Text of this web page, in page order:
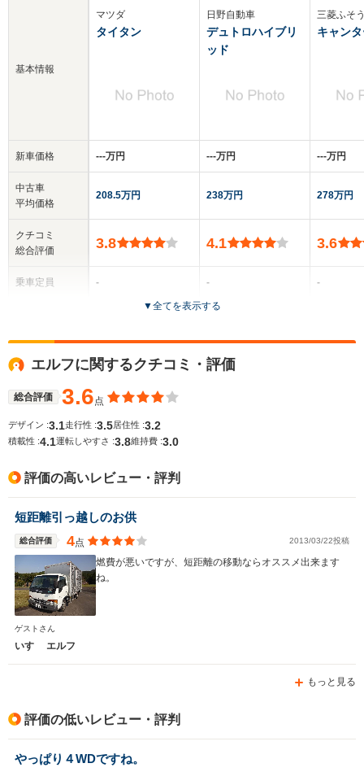
基本情報
新車価格
中古車
平均価格
クチコミ
総合評価
乗車定員
サイズ
WLTCモード
燃費
マツダ
タイタン
‐‐‐万円
208.5万円
3.8
-
全高
-m
全幅
-m
ホイールベース
-m
日野自動車
デュトロハイブリ
ッド
‐‐‐万円
238万円
4.1
-
2ドア
三菱ふそ
キャン
‐‐‐万円
278万円
3.6
-
▼全てを表示する
エルフに関するクチコミ・評価
総合評価 3.6点
デザイン :3.1走行性 :3.5 居住性 :3.2
積載性 :4.1運転しやすさ :3.8維持費 :3.0
評価の高いレビュー・評判
短距離引っ越しのお供
総合評価 4点 2013/03/22投稿
燃費が悪いですが、短距離の移動ならオススメ出来ます
ね。
ゲストさん
いすゞ エルフ
もっと見る
評価の低いレビュー・評判
やっぱり４WDですね。